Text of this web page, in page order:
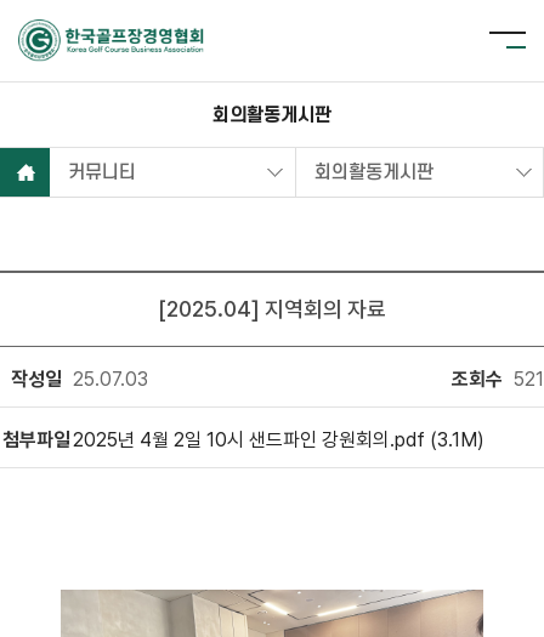
회의활동게시판
커뮤니티 회의활동게시판
[2025.04] 지역회의 자료
작성일 25.07.03 조회수 521
첨부파일2025년 4월 2일 10시 샌드파인 강원회의.pdf (3.1M)